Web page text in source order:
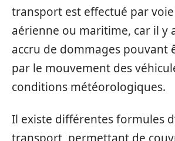
transport est effectué par
aérienne ou maritime, car il y
accru de dommages pouvant
par le mouvement des
conditions météorologiques.
Il existe différentes formules